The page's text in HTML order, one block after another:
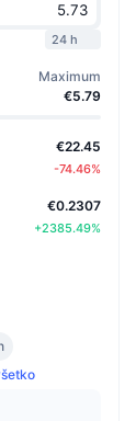
24 h
Maximum
€5.79
€22.45
-74.46%
€0.2307
+2385.49%